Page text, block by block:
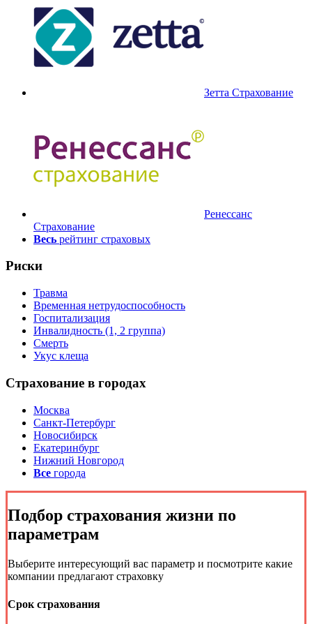
Зетта Страхование
Ренессанс
Страхование
Весь рейтинг страховых
Риски
Травма
Временная нетрудоспособность
Госпитализация
Инвалидность (1, 2 группа)
Смерть
Укус клеща
Страхование в городах
Москва
Санкт-Петербург
Новосибирск
Екатеринбург
Нижний Новгород
Все города
Подбор страхования жизни по
параметрам
Выберите интересующий вас параметр и посмотрите какие
компании предлагают страховку
Срок страхования